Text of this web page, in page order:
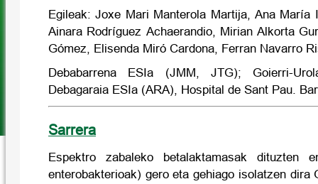
Egileak: Joxe Mari Manterola Martija, Ana María
Ainara Rodríguez Achaerandio, Mirian Alkorta
Gómez, Elisenda Miró Cardona, Ferran Navarro
Debabarrena ESIa (JMM, JTG); Goierri-
Debagaraia ESIa (ARA), Hospital de Sant Pau.
Sarrera
Espektro zabaleko betalaktamasak dituzten
enterobakterioak) gero eta gehiago isolatzen dira